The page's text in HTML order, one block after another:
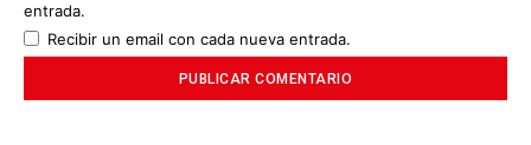
entrada.
Recibir un email con cada nueva entrada.